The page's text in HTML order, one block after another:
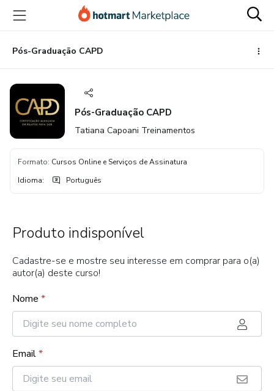
para
conteúdo
principal
para
pagamento
para
rodapé
Pós-Graduação CAPD
Pós-Graduação CAPD
Tatiana Capoani Treinamentos
Formato: Cursos Online e Serviços de Assinatura
Idioma: Português
Produto indisponível
Cadastre-se e mostre seu interesse em comprar para o(a)
autor(a) deste curso!
Nome *
Email*